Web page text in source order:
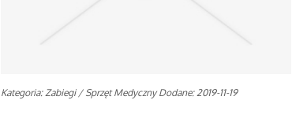
Kategoria: Zabiegi / Sprzęt Medyczny Dodane: 2019-11-19